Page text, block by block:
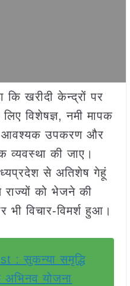
कि खरीदी केन्द्रों पर
विशेषज्ञ, नमी मापक
आवश्यक उपकरण और
व्यवस्था की जाए।
मध्यप्रदेश से अतिशेष गेहूं
राज्यों को भेजने की
भी विचार-विमर्श हुआ।
: सुकन्या समृद्धि
अभिनव योजना